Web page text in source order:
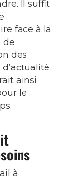
Il suffit
face à la
de
des
ainsi
le
à